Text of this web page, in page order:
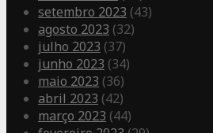
setembro 2023 (43)
agosto 2023 (32)
julho 2023 (37)
junho 2023 (34)
maio 2023 (36)
abril 2023 (42)
março 2023 (44)